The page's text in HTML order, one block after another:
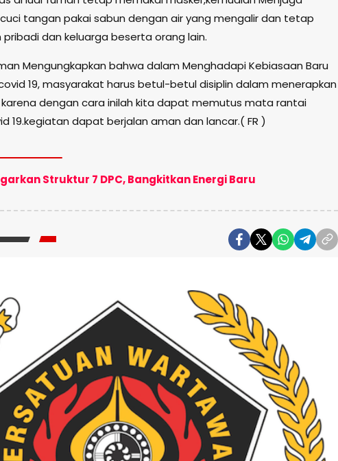
tangan pakai sabun dengan air yang mengalir dan tetap
dan keluarga beserta orang lain.
Mengungkapkan bahwa dalam Menghadapi Kebiasaan Baru
19, masyarakat harus betul-betul disiplin dalam menerapkan
dengan cara inilah kita dapat memutus mata rantai
19.kegiatan dapat berjalan aman dan lancar.( FR )
Struktur 7 DPC, Bangkitkan Energi Baru